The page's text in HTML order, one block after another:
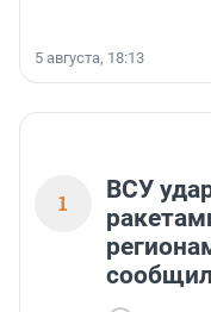
5 августа, 18:13
1
ВСУ